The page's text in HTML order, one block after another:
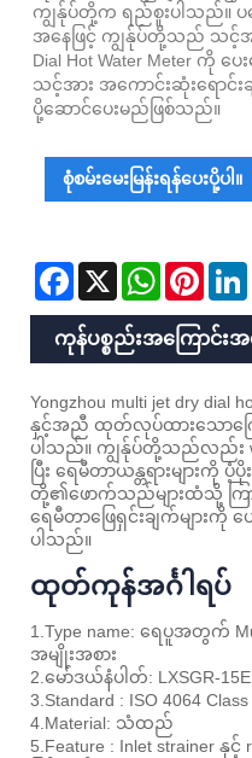
ကျွန်ုပ်တို့က ရည်စူးပါသည်။
အနေဖြင့် ကျွန်ုပ်တို့သည် သင့်အ
Dial Hot Water Meter ကို
သင့်အား အကောင်းဆုံးရောင်းခ
ပို့ဆောင်ပေးမည်ဖြစ်သည်။
စုံစမ်းမေးမြန်းရန်ပေးပို့ပါ။
Facebook
X WhatsApp
ကုန်ပစ္စည်းအကြောင်းအ
Yongzhou multi jet dry dial
နှင့်အညီ ထုတ်လုပ်ထားသောကြ
ပါသည်။ ကျွန်ုပ်တို့သည်လည်း
ပြီး ရေမီတာယန္တရားများကို ပံ့
တို့၏ဖောက်သည်များထံသို့ ကြ
ရေမီတာဖြေရှင်းချက်များ
ပါသည်။
ထုတ်ကုန်အင်္ဂါရပ်
1.Type name: ရေပူအတွက်
အမျိုးအစား
2.မော်ဒယ်နံပါတ်: LXSGR-15E
3.Standard : ISO 4064 Class
4.Material: သံထည်
5.Feature : Inlet strainer